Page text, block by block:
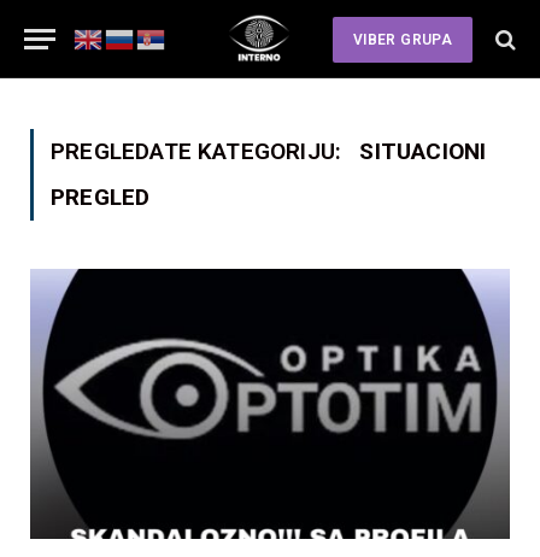
VIBER GRUPA
PREGLEDATE KATEGORIJU:
SITUACIONI
PREGLED